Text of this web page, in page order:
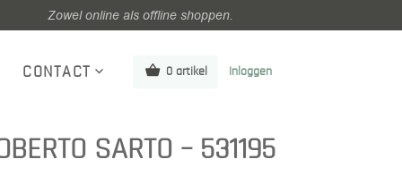
Zowel online als offline shoppen.
CONTACT 0 artikel Inloggen
SARTO – 531195